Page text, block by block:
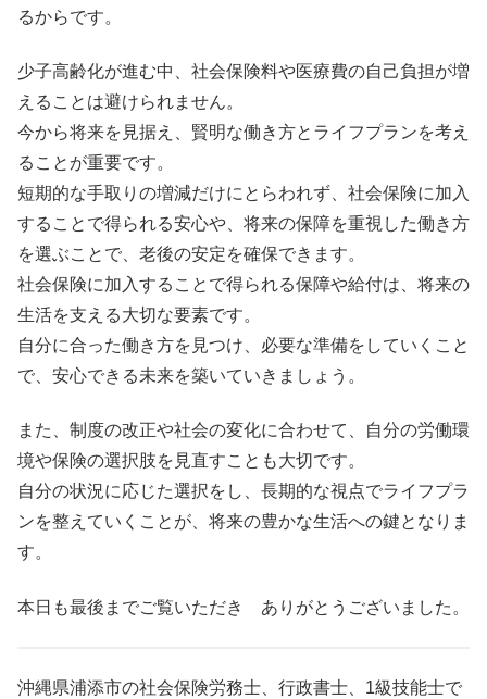
るからです。
少子高齢化が進む中、社会保険料や医療費の自己負担が増
えることは避けられません。
今から将来を見据え、賢明な働き方とライフプランを考え
ることが重要です。
短期的な手取りの増減だけにとらわれず、社会保険に加入
することで得られる安心や、将来の保障を重視した働き方
を選ぶことで、老後の安定を確保できます。
社会保険に加入することで得られる保障や給付は、将来の
生活を支える大切な要素です。
自分に合った働き方を見つけ、必要な準備をしていくこと
で、安心できる未来を築いていきましょう。
また、制度の改正や社会の変化に合わせて、自分の労働環
境や保険の選択肢を見直すことも大切です。
自分の状況に応じた選択をし、長期的な視点でライフプラ
ンを整えていくことが、将来の豊かな生活への鍵となりま
す。
本日も最後までご覧いただき ありがとうございました。
沖縄県浦添市の社会保険労務士、行政書士、1級技能士で